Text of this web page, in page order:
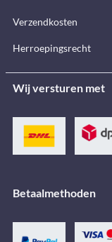
Verzendkosten
Herroepingsrecht
Wij versturen met
Betaalmethoden